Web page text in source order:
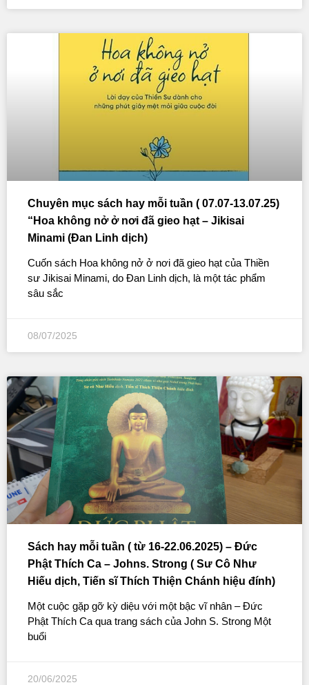
Chuyên mục sách hay mỗi tuần ( 07.07-13.07.25)
“Hoa không nở ở nơi đã gieo hạt – Jikisai
Minami (Đan Linh dịch)
Cuốn sách Hoa không nở ở nơi đã gieo hạt của Thiền
sư Jikisai Minami, do Đan Linh dịch, là một tác phẩm
sâu sắc
08/07/2025
Sách hay mỗi tuần ( từ 16-22.06.2025) – Đức
Phật Thích Ca – Johns. Strong ( Sư Cô Như
Hiếu dịch, Tiến sĩ Thích Thiện Chánh hiệu đính)
Một cuộc gặp gỡ kỳ diệu với một bậc vĩ nhân – Đức
Phật Thích Ca qua trang sách của John S. Strong Một
buổi
20/06/2025